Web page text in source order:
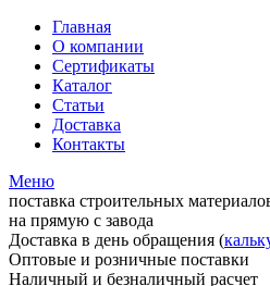
Главная
О компании
Сертификаты
Каталог
Статьи
Доставка
Контакты
Меню
поставка строительных
на прямую с завода
Доставка в день обращения (
Оптовые и розничные поставки
Наличный и безналичный расчет